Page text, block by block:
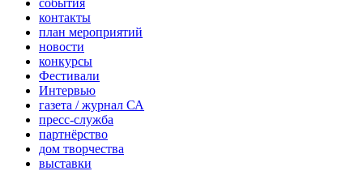
события
контакты
план мероприятий
новости
конкурсы
Фестивали
Интервью
газета / журнал СА
пресс-служба
партнёрство
дом творчества
выставки